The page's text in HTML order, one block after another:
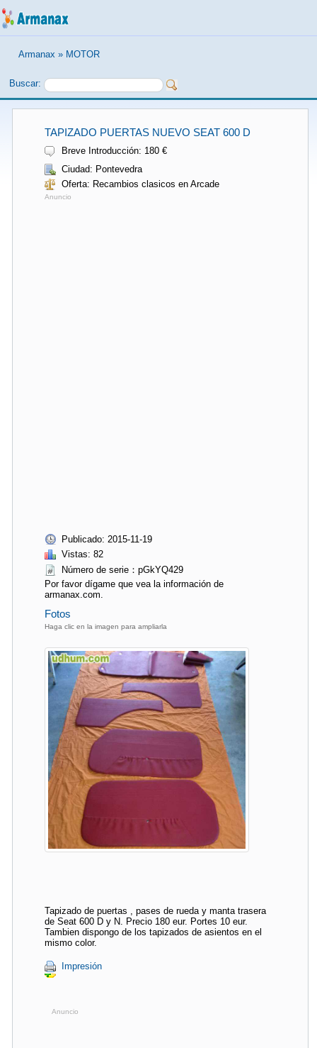
Armanax » MOTOR
Buscar:
TAPIZADO PUERTAS NUEVO SEAT 600 D
Breve Introducción: 180 €
Ciudad: Pontevedra
Oferta: Recambios clasicos en Arcade
Anuncio
Publicado: 2015-11-19
Vistas: 82
Número de serie：pGkYQ429
Por favor dígame que vea la información de
armanax.com.
Fotos
Haga clic en la imagen para ampliarla
Tapizado de puertas , pases de rueda y manta trasera
de Seat 600 D y N. Precio 180 eur. Portes 10 eur.
Tambien dispongo de los tapizados de asientos en el
mismo color.
Impresión
Anuncio